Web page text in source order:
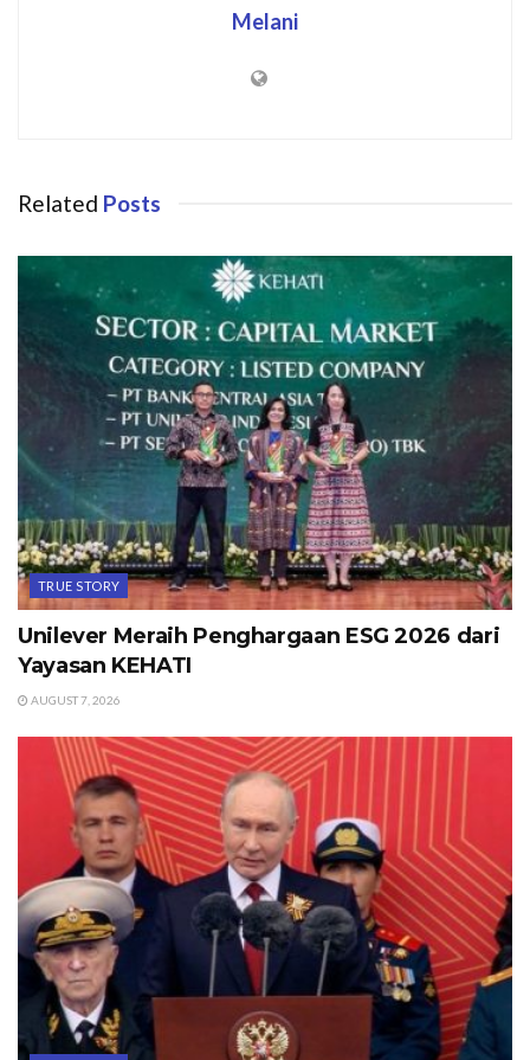
Melani
Related Posts
TRUE STORY
Unilever Meraih Penghargaan ESG 2026 dari
Yayasan KEHATI
AUGUST 7, 2026